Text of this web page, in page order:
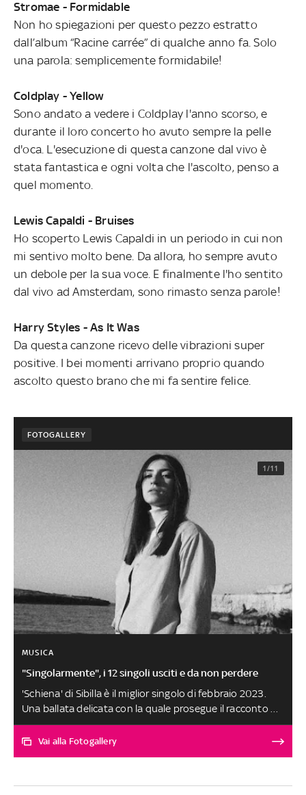
Stromae - Formidable
Non ho spiegazioni per questo pezzo estratto
dall’album “Racine carrée” di qualche anno fa. Solo
una parola: semplicemente formidabile!
Coldplay - Yellow
Sono andato a vedere i Coldplay l'anno scorso, e
durante il loro concerto ho avuto sempre la pelle
d'oca. L'esecuzione di questa canzone dal vivo è
stata fantastica e ogni volta che l'ascolto, penso a
quel momento.
Lewis Capaldi - Bruises
Ho scoperto Lewis Capaldi in un periodo in cui non
mi sentivo molto bene. Da allora, ho sempre avuto
un debole per la sua voce. E finalmente l'ho sentito
dal vivo ad Amsterdam, sono rimasto senza parole!
Harry Styles - As It Was
Da questa canzone ricevo delle vibrazioni super
positive. I bei momenti arrivano proprio quando
ascolto questo brano che mi fa sentire felice.
FOTOGALLERY
1/11
MUSICA
"Singolarmente", i 12 singoli usciti e da non perdere
'Schiena' di Sibilla è il miglior singolo di febbraio 2023.
Una ballata delicata con la quale prosegue il racconto di
una storia conclusa con Roma a fare da sfondo. L'Urbe è
protagonista delle sensazioni post rottura cantate
che adesso non fa più parte della sua vita. Le altre
Vai alla Fotogallery